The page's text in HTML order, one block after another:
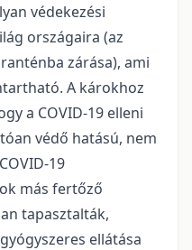
védekezési
országaira (az
zárása), ami
A károkhoz
a COVID-19 elleni
védő hatású, nem
19
más fertőző
tapasztalták,
ellátása